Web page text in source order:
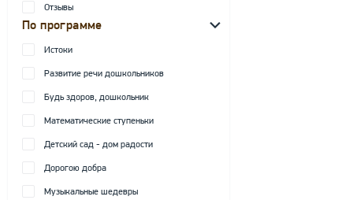
Отзывы
По программе
Истоки
Развитие речи дошкольников
Будь здоров, дошкольник
Математические ступеньки
Детский сад - дом радости
Дорогою добра
Музыкальные шедевры